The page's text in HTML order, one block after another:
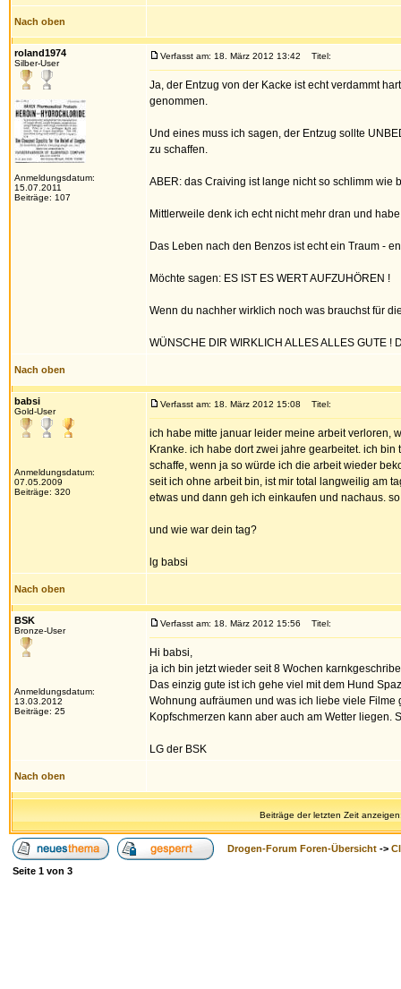
Nach oben
roland1974
Silber-User
Anmeldungsdatum:
15.07.2011
Beiträge: 107
Verfasst am: 18. März 2012 13:42 Titel:
Ja, der Entzug von der Kacke ist echt verdammt
genommen.
Und eines muss ich sagen, der Entzug sollte
zu schaffen.
ABER: das Craiving ist lange nicht so schlimm wie
Mittlerweile denk ich echt nicht mehr dran und
Das Leben nach den Benzos ist echt ein Traum -
Möchte sagen: ES IST ES WERT AUFZUHÖREN !
Wenn du nachher wirklich noch was brauchst für
WÜNSCHE DIR WIRKLICH ALLES ALLES GUTE !
Nach oben
babsi
Gold-User
Anmeldungsdatum:
07.05.2009
Beiträge: 320
Verfasst am: 18. März 2012 15:08 Titel:
ich habe mitte januar leider meine arbeit verloren,
Kranke. ich habe dort zwei jahre gearbeitet. ich
schaffe, wenn ja so würde ich die arbeit wieder
seit ich ohne arbeit bin, ist mir total langweilig am
etwas und dann geh ich einkaufen und nachaus.
und wie war dein tag?
lg babsi
Nach oben
BSK
Bronze-User
Anmeldungsdatum:
13.03.2012
Beiträge: 25
Verfasst am: 18. März 2012 15:56 Titel:
Hi babsi,
ja ich bin jetzt wieder seit 8 Wochen
Das einzig gute ist ich gehe viel mit dem Hund
Wohnung aufräumen und was ich liebe viele
Kopfschmerzen kann aber auch am Wetter liegen.
LG der BSK
Nach oben
Beiträge der letzten Zeit
Drogen-Forum Foren-Übersicht ->
Seite 1 von 3